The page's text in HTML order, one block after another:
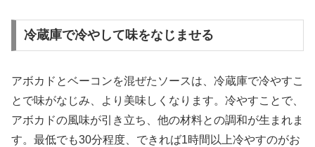
冷蔵庫で冷やして味をなじませる
アボカドとベーコンを混ぜたソースは、冷蔵庫で冷やすこ
とで味がなじみ、より美味しくなります。冷やすことで、
アボカドの風味が引き立ち、他の材料との調和が生まれま
す。最低でも30分程度、できれば1時間以上冷やすのがお